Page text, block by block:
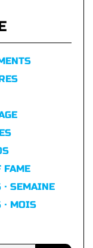
FAME
· SEMAINE
· MOIS